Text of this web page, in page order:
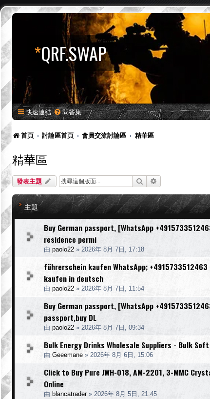
*QRF.SWAP
快速連結 問答集
首頁 討論區首頁 會員交流討論區 精華區
精華區
發表主題 搜尋
主題
Buy German passport, [WhatsApp
residence permi
由 paolo22 » 2026年 8月 7日, 17:18
führerschein kaufen WhatsApp;
kaufen in deutsch
由 paolo22 » 2026年 8月 7日, 11:54
Buy German passport, [WhatsApp
passport,buy DL
由 paolo22 » 2026年 8月 7日, 09:34
Bulk Energy Drinks Wholesale Suppliers - Bulk
由 Geeemane » 2026年 8月 6日, 15:06
Click to Buy Pure JWH-018, AM-2201, 3-MMC
Online
由 blancatrader» 2026年 8月 5日, 21:45